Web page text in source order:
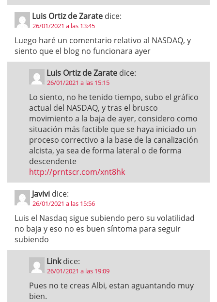
Luis Ortiz de Zarate dice:
26/01/2021 a las 13:45
Luego haré un comentario relativo al NASDAQ, y
siento que el blog no funcionara ayer
Luis Ortiz de Zarate dice:
26/01/2021 a las 15:15
Lo siento, no he tenido tiempo, subo el gráfico
actual del NASDAQ, y tras el brusco
movimiento a la baja de ayer, considero como
situación más factible que se haya iniciado un
proceso correctivo a la base de la canalización
alcista, ya sea de forma lateral o de forma
descendente
http://prntscr.com/xnt8hk
Javivi dice:
26/01/2021 a las 15:56
Luis el Nasdaq sigue subiendo pero su volatilidad
no baja y eso no es buen síntoma para seguir
subiendo
Link dice:
26/01/2021 a las 19:09
Pues no te creas Albi, estan aguantando muy
bien.